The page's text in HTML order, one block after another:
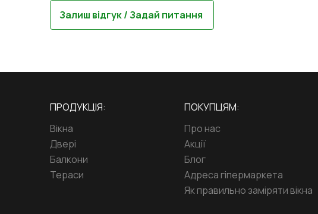
Залиш відгук / Задай питання
ПРОДУКЦІЯ:
Вікна
Двері
Балкони
Тераси
ПОКУПЦЯМ:
Про нас
Акції
Блог
Адреса гіпермаркета
Як правильно заміряти вікна